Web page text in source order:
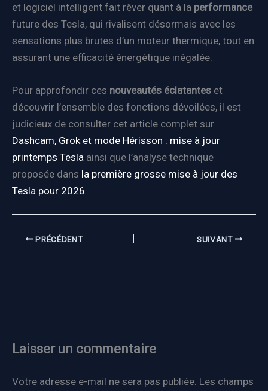
et logiciel intelligent fait rêver quant à la performance
future des Tesla, qui rivalisent désormais avec les
sensations plus brutes d’un moteur thermique, tout en
assurant une efficacité énergétique inégalée.
Pour approfondir ces nouveautés éclatantes et
découvrir l’ensemble des fonctions dévoilées, il est
judicieux de consulter cet article complet sur
Dashcam, Grok et mode Hérisson : mise à jour
printemps Tesla ainsi que l’analyse technique
proposée dans la première grosse mise à jour des
Tesla pour 2026
PRÉCÉDENT SUIVANT
Laisser un commentaire
Votre adresse e-mail ne sera pas publiée. Les champs